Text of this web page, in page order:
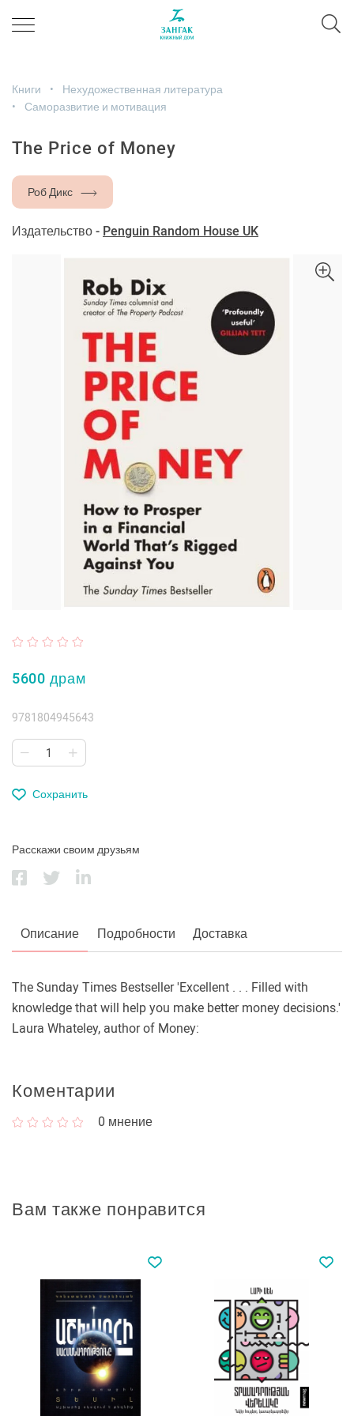
Книги
Нехудожественная литература
Саморазвитие и мотивация
The Price of Money
Роб Дикс
Издательство - Penguin Random House UK
5600 драм
9781804945643
Сохранить
Расскажи своим друзьям
Описание Подробности Доставка
The Sunday Times Bestseller 'Excellent . . . Filled with
knowledge that will help you make better money decisions.'
Laura Whateley, author of Money:
Коментарии
0 мнение
Вам также понравится